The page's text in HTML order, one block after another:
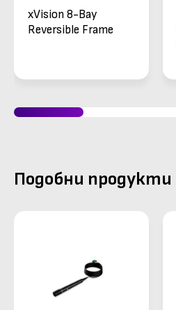
xVision 8-Bay
Reversible Frame
Подобни продукти